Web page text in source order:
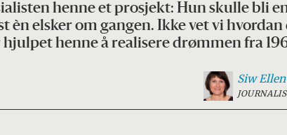
henne et prosjekt: Hun skulle bli
elsker om gangen. Ikke vet vi
henne å realisere drømmen fra
Siw Ellen